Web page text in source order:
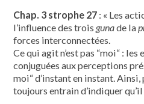
Chap. 3 strophe 27 : « Les
l’influence des trois gunade la
forces interconnectées.
Ce qui agit n’est pas “moi“ : les
conjuguées aux perceptions
moi“ d’instant en instant.
toujours entrain d’indiquer qu’il